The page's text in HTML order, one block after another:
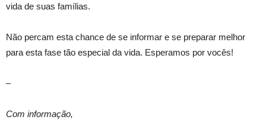
vida de suas famílias.
Não percam esta chance de se informar e se preparar melhor
para esta fase tão especial da vida. Esperamos por vocês!
–
Com informação,